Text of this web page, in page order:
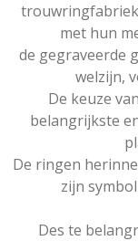
met hun
de gegraveerde
welzijn,
De keuze
belangrijkste
De ringen
zijn
Des te